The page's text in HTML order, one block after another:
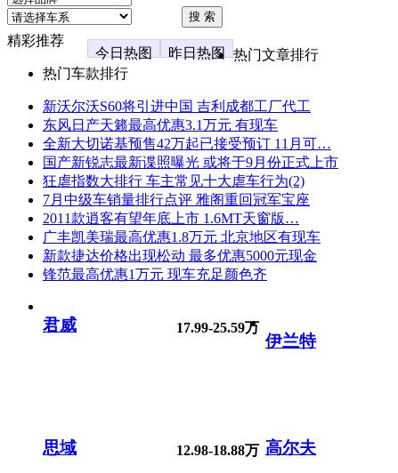
精彩推荐
今日热图
昨日热图
热门文章排行
热门车款排行
新沃尔沃S60将引进中国 吉利成都工厂代工
东风日产天籁最高优惠3.1万元 有现车
全新大切诺基预售42万起已接受预订 11月可…
国产新锐志最新谍照曝光 或将于9月份正式上市
狂虐指数大排行 车主常见十大虐车行为(2)
7月中级车销量排行点评 雅阁重回冠军宝座
2011款逍客有望年底上市 1.6MT天窗版…
广丰凯美瑞最高优惠1.8万元 北京地区有现车
新款捷达价格出现松动 最多优惠5000元现金
锋范最高优惠1万元 现车充足颜色齐
君威 17.99-25.59万
伊兰特
思域 12.98-18.88万 高尔夫